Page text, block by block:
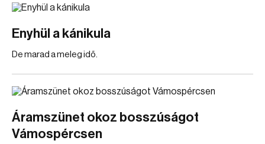
Enyhül a kánikula
De marad a meleg idő.
Áramszünet okoz bosszúságot
Vámospércsen